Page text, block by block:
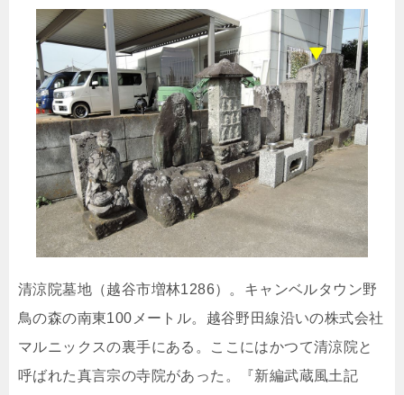
清涼院墓地（越谷市増林1286）。キャンベルタウン野
鳥の森の南東100メートル。越谷野田線沿いの株式会社
マルニックスの裏手にある。ここにはかつて清涼院と
呼ばれた真言宗の寺院があった。『新編武蔵風土記